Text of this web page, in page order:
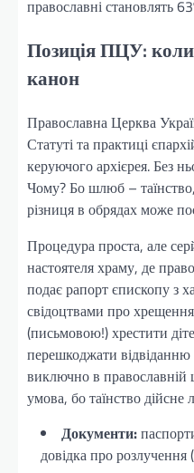
православні становлять
Позиція ПЦУ: коли
канон
Православна Церква
Статуті та практиці
керуючого архієрея. Без
Чому? Бо шлюб –
різниця в обрядах може
Процедура проста, але
настоятеля храму, де
подає рапорт єпископу з
свідоцтвами про
(письмовою!) хрестити
перешкоджати відвіданню
виключно в
умова, бо таїнство дійсне
Документи:
довідка про